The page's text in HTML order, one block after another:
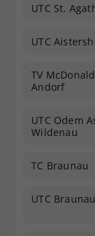
UTC St.
UTC
TV
Andorf
UTC Odem
Wildenau
TC Braunau
UTC Braunau